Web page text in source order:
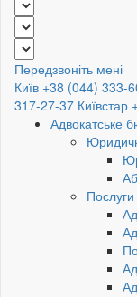
Передзвоніть мені
Київ +38 (044) 333-
317-27-37
Адвокатське